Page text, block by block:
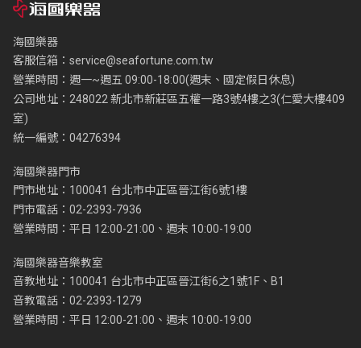
海國樂器
客服信箱： service@seafortune.com.tw
營業時間：週一~週五 09:00-18:00(週末、國定假日休息)
公司地址：248022 新北市新莊區五權一路3號4樓之3(仁愛大樓409
室)
統一編號：04276394
海國樂器門市
門市地址：100041 台北市中正區晉江街6號1樓
門市電話：02-2393-7936
營業時間：平日 12:00-21:00、週末 10:00-19:00
海國樂器音樂教室
音教地址：100041 台北市中正區晉江街6之1號1F、B1
音教電話：02-2393-1279
營業時間：平日 12:00-21:00、週末 10:00-19:00